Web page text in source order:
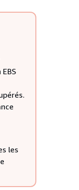
les